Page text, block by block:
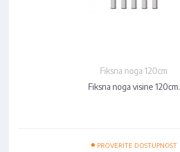
Fiksna noga 120cm
Fiksna noga visine 120cm.
• PROVERITE DOSTUPNOST